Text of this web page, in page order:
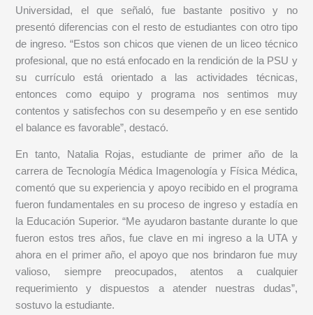
Universidad, el que señaló, fue bastante positivo y no
presentó diferencias con el resto de estudiantes con otro tipo
de ingreso. “Estos son chicos que vienen de un liceo técnico
profesional, que no está enfocado en la rendición de la PSU y
su currículo está orientado a las actividades técnicas,
entonces como equipo y programa nos sentimos muy
contentos y satisfechos con su desempeño y en ese sentido
el balance es favorable”, destacó.
En tanto, Natalia Rojas, estudiante de primer año de la
carrera de Tecnología Médica Imagenología y Física Médica,
comentó que su experiencia y apoyo recibido en el programa
fueron fundamentales en su proceso de ingreso y estadía en
la Educación Superior. “Me ayudaron bastante durante lo que
fueron estos tres años, fue clave en mi ingreso a la UTA y
ahora en el primer año, el apoyo que nos brindaron fue muy
valioso, siempre preocupados, atentos a cualquier
requerimiento y dispuestos a atender nuestras dudas”,
sostuvo la estudiante.